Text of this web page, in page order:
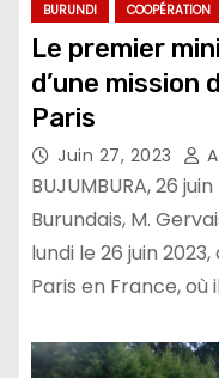
BURUNDI COOPÉRATION
Le premier
d’une
Paris
Juin 27, 2023
BUJUMBURA, 26
Burundais, M.
lundi le 26 juin
Paris en France, où